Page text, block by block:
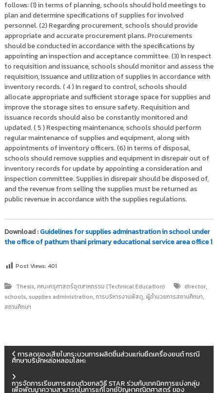
follows: (1) in terms of planning, schools should hold meetings to
plan and determine specifications of supplies for involved
personnel. (2) Regarding procurement, schools should provide
appropriate and accurate procurement plans. Procurements
should be conducted in accordance with the specifications by
appointing an inspection and acceptance committee. (3) In respect
to requisition and issuance, schools should monitor and assess the
requisition, issuance and utilization of supplies in accordance with
inventory records. ( 4 ) In regard to control, schools should
allocate appropriate and sufficient storage space for supplies and
improve the storage sites to ensure safety. Requisition and
issuance records should also be constantly monitored and
updated. ( 5 ) Respecting maintenance, schools should perform
regular maintenance of supplies and equipment, along with
appointments of inventory officers. (6) In terms of disposal,
schools should remove supplies and equipment in disrepair out of
inventory records for update by appointing a consideration and
inspection committee. Supplies in disrepair should be disposed of,
and the revenue from selling the supplies must be returned as
public revenue in accordance with the supplies regulations.
Download :Guidelines for supplies adminastration in school under
the office of pathum thani primary educational service area office 1
Post Views: 401
Thesis,คณะครุศาสตร์อุตสาหกรรม (Technical Education) director,
schools, supplies administration,การบริหารงานพัสดุ,ผู้อำนวยการสถานศึกษา,
สถานศึกษา
น
การลดของเสียในกระบวนการผลิตชิ้นส่วนแท่นยึดเครื่องยนต์ กรณี
ศึกษาบริษัทหล่อหลอมโลหะ
การจัดการเรียนการสอนด้วยกลวิธี STAR ร่วมกับเทคนิคการแบ่งกลุ่ม
เพื่อพัฒนาความสามารถในการแก้โจทย์ปัญหาคณิตศาสตร์ ของ